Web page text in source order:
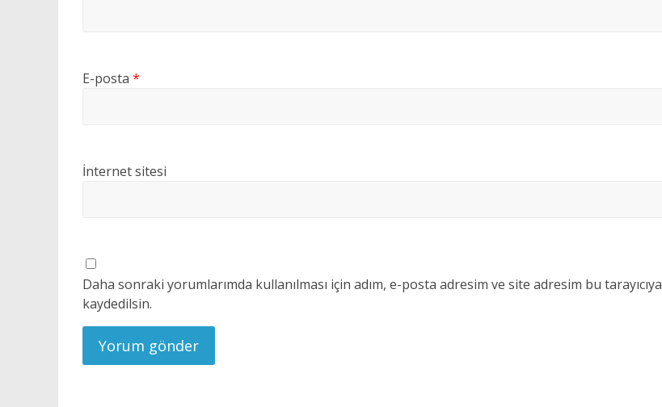
E-posta *
İnternet sitesi
Daha sonraki yorumlarımda kullanılması için adım, e-posta adresim ve site adresim bu tarayıcıya
kaydedilsin.